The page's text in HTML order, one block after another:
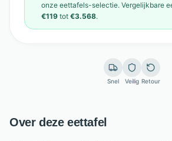
onze eettafels-selectie. Vergelijkbare
€119 tot €3.568.
Snel Veilig Retour
Over deze eettafel